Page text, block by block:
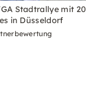
Stadtrallye mit 20
in Düsseldorf